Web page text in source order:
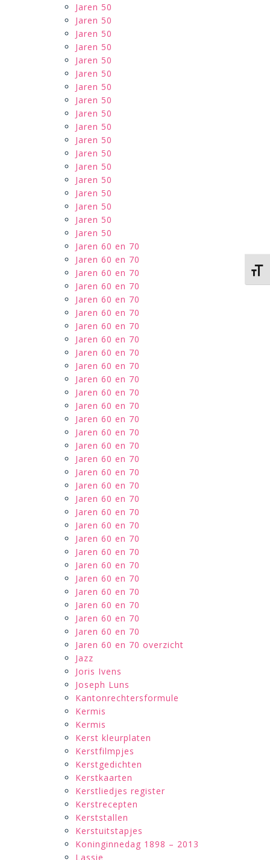
Jaren 50
Jaren 50
Jaren 50
Jaren 50
Jaren 50
Jaren 50
Jaren 50
Jaren 50
Jaren 50
Jaren 50
Jaren 50
Jaren 50
Jaren 50
Jaren 50
Jaren 50
Jaren 50
Jaren 50
Jaren 50
Jaren 60 en 70
Jaren 60 en 70
Jaren 60 en 70
Jaren 60 en 70
Jaren 60 en 70
Jaren 60 en 70
Jaren 60 en 70
Jaren 60 en 70
Jaren 60 en 70
Jaren 60 en 70
Jaren 60 en 70
Jaren 60 en 70
Jaren 60 en 70
Jaren 60 en 70
Jaren 60 en 70
Jaren 60 en 70
Jaren 60 en 70
Jaren 60 en 70
Jaren 60 en 70
Jaren 60 en 70
Jaren 60 en 70
Jaren 60 en 70
Jaren 60 en 70
Jaren 60 en 70
Jaren 60 en 70
Jaren 60 en 70
Jaren 60 en 70
Jaren 60 en 70
Jaren 60 en 70
Jaren 60 en 70
Jaren 60 en 70 overzicht
Jazz
Joris Ivens
Joseph Luns
Kantonrechtersformule
Kermis
Kermis
Kerst kleurplaten
Kerstfilmpjes
Kerstgedichten
Kerstkaarten
Kerstliedjes register
Kerstrecepten
Kerststallen
Kerstuitstapjes
Koninginnedag 1898 – 2013
Lassie